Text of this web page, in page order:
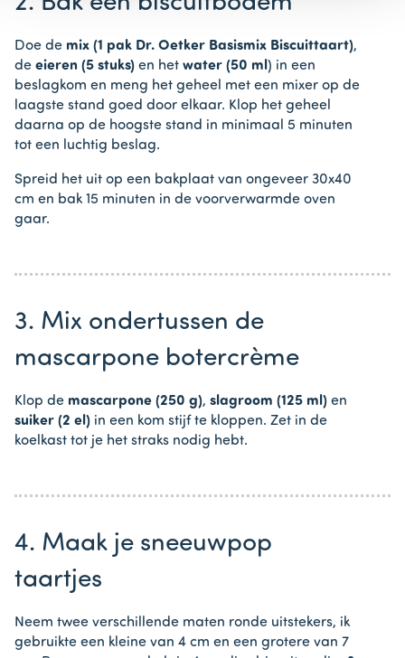
Doe de mix (1 pak Dr. Oetker Basismix Biscuittaart),
de eieren (5 stuks) en het water (50 ml) in een
beslagkom en meng het geheel met een mixer op de
laagste stand goed door elkaar. Klop het geheel
daarna op de hoogste stand in minimaal 5 minuten
tot een luchtig beslag.
Spreid het uit op een bakplaat van ongeveer 30x40
cm en bak 15 minuten in de voorverwarmde oven
gaar.
3. Mix ondertussen de
mascarpone botercrème
Klop de mascarpone (250 g), slagroom (125 ml) en
suiker (2 el) in een kom stijf te kloppen. Zet in de
koelkast tot je het straks nodig hebt.
4. Maak je sneeuwpop
taartjes
Neem twee verschillende maten ronde uitstekers, ik
gebruikte een kleine van 4 cm en een grotere van 7